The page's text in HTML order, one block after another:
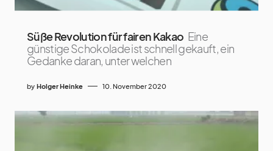
Süße Revolution für fairen Kakao Eine
günstige Schokolade ist schnell gekauft, ein
Gedanke daran, unter welchen
by Holger Heinke 10. November 2020